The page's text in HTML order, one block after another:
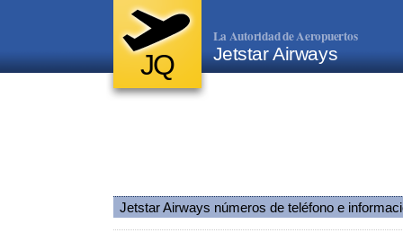
JQ
La Autoridad de Aeropuertos
Jetstar Airways
Jetstar Airways números de teléfono e